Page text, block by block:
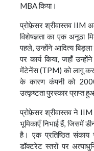
MBA किया।
प्रोफ़ेसर श्रीवास्तव IIM
विशेषज्ञता का एक
पहले, उन्होंने आदित्य
पर कार्य किया, जहाँ
मेंटेनेंस (TPM) को लागू
के कारण कंपनी को
उत्कृष्टता पुरस्कार प्राप्त
प्रोफ़ेसर श्रीवास्तव ने
भूमिकाएँ निभाई हैं, जिसमें
है। एक प्रतिष्ठित
डॉक्टरेट स्तरों पर